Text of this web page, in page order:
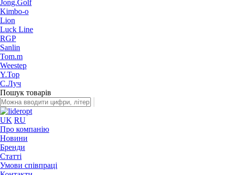
Jong.Golf
Kimbo-o
Lion
Luck Line
RGP
Sanlin
Tom.m
Weestep
Y.Top
С.Луч
Пошук товарів
UK RU
Про компанію
Новини
Бренди
Статті
Умови співпраці